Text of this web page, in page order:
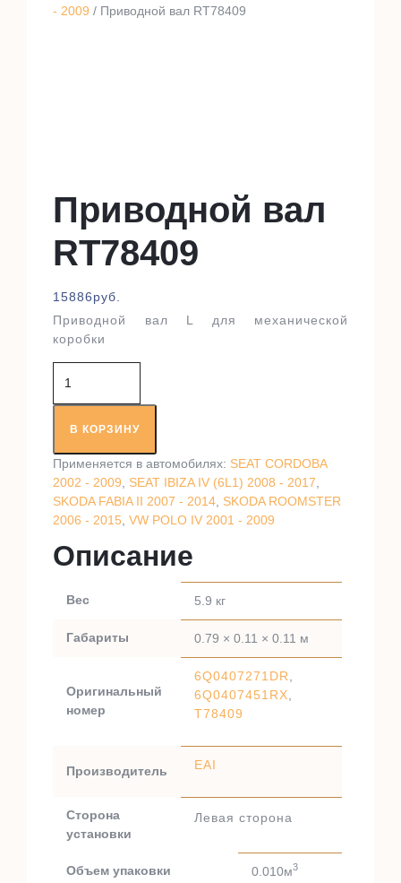
- 2009 / Приводной вал RT78409
Приводной вал
RT78409
15886руб.
Приводной вал L для механической
коробки
товара
Приводной
валВ КОРЗИНУ
Применяется в автомобилях: SEAT CORDOBA
2002 - 2009
SEAT IBIZA IV (6L1) 2008 - 2017
SKODA FABIA II 2007 - 2014 SKODA ROOMSTER
2006 - 2015 VW POLO IV 2001 - 2009
Описание
Вес 5.9 кг
Габариты 0.79 × 0.11 × 0.11 м
Оригинальный
номер
6Q0407271DR
6Q0407451RX
T78409
Производитель EAI
Сторона
установки
Левая сторона
Объем упаковки 0.010м3